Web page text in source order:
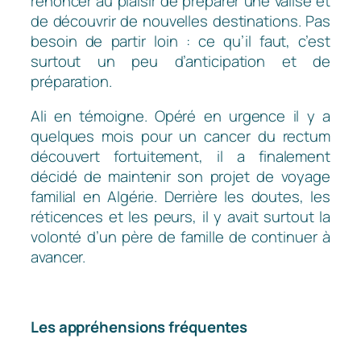
de découvrir de nouvelles destinations. Pas
besoin de partir loin : ce qu’il faut, c’est
surtout un peu d’anticipation et de
préparation.
Ali en témoigne. Opéré en urgence il y a
quelques mois pour un cancer du rectum
découvert fortuitement, il a finalement
décidé de maintenir son projet de voyage
familial en Algérie. Derrière les doutes, les
réticences et les peurs, il y avait surtout la
volonté d’un père de famille de continuer à
avancer.
Les appréhensions fréquentes